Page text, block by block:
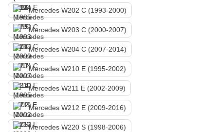
Mercedes W202 C (1993-2000)
Mercedes W203 C (2000-2007)
Mercedes W204 C (2007-2014)
Mercedes W210 E (1995-2002)
Mercedes W211 E (2002-2009)
Mercedes W212 E (2009-2016)
Mercedes W220 S (1998-2006)